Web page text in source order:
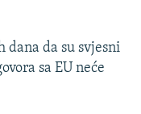
da su svjesni
sa EU neće